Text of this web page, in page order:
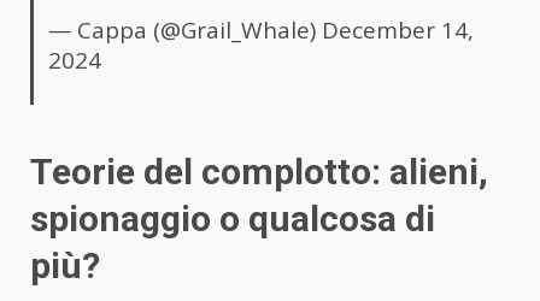
— Cappa (@Grail_Whale) December 14,
2024
Teorie del complotto: alieni,
spionaggio o qualcosa di
più?